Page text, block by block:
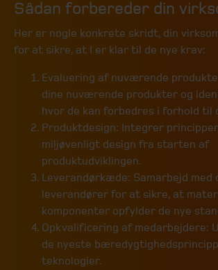
Sådan forbereder din
Her er nogle konkrete skridt, din
for at sikre, at I er klar til de nye krav:
Evaluering af nuværende
dine nuværende produkter og
hvor de kan forbedres i forhold til
Produktdesign: Integrer
miljøvenligt design fra starten af
produktudviklingen.
Leverandørkæde: Samarbejd med
leverandører for at sikre, at
komponenter opfylder de nye
Opkvalificering af medarbejdere:
de nyeste
teknologier.